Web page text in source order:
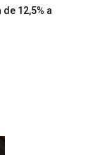
12,5% a